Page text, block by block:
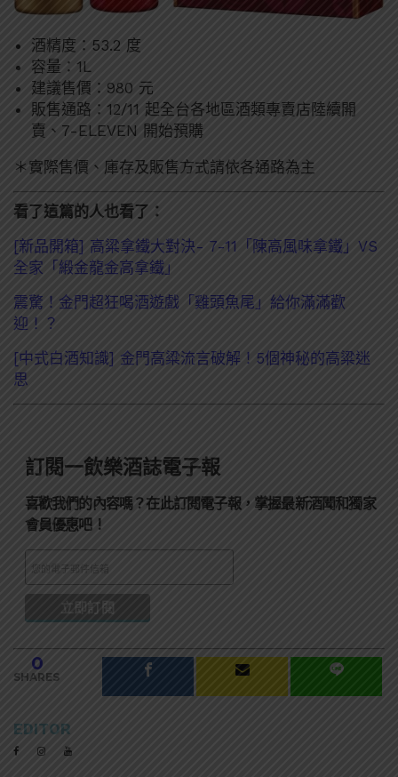
酒精度：53.2 度
容量：1L
建議售價：980 元
販售通路：12/11 起全台各地區酒類專賣店陸續開
賣、7-ELEVEN 開始預購
＊實際售價、庫存及販售方式請依各通路為主
看了這篇的人也看了：
[新品開箱] 高粱拿鐵大對決- 7-11「陳高風味拿鐵」VS
全家「緞金龍金高拿鐵」
震驚！金門超狂喝酒遊戲「雞頭魚尾」給你滿滿歡
迎！？
[中式白酒知識] 金門高粱流言破解！5個神秘的高粱迷
思
訂閱一飲樂酒誌電子報
喜歡我們的內容嗎？在此訂閱電子報，掌握最新酒聞和獨家
會員優惠吧！
0
SHARES
EDITOR